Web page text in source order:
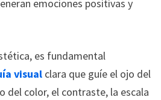
emociones positivas y
es fundamental
visualclara que guíe el ojo del
del color, el contraste, la escala